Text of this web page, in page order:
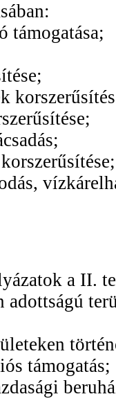
támogatása;
a II.
támogatás;